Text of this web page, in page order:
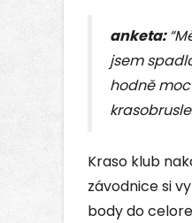
anketa:
jsem
hodně
Kraso klub
závodnice si
body do